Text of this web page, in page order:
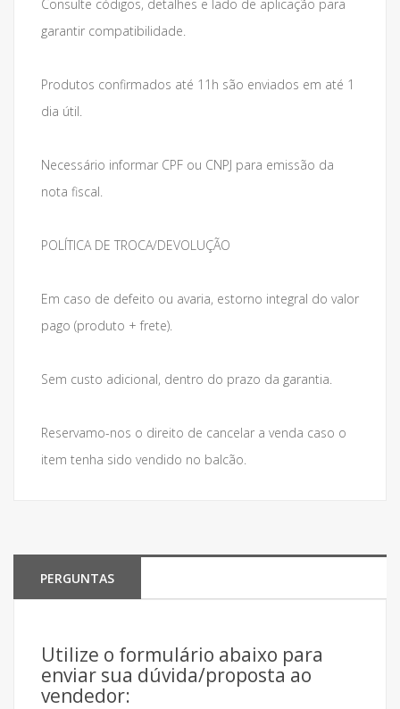
Consulte códigos, detalhes e lado de aplicação para
garantir compatibilidade.
Produtos confirmados até 11h são enviados em até 1
dia útil.
Necessário informar CPF ou CNPJ para emissão da
nota fiscal.
POLÍTICA DE TROCA/DEVOLUÇÃO
Em caso de defeito ou avaria, estorno integral do valor
pago (produto + frete).
Sem custo adicional, dentro do prazo da garantia.
Reservamo-nos o direito de cancelar a venda caso o
item tenha sido vendido no balcão.
PERGUNTAS
Utilize o formulário abaixo para
enviar sua dúvida/proposta ao
vendedor: